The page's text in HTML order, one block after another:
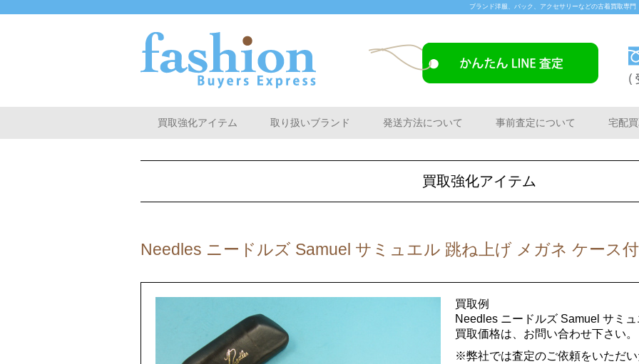
ブランド洋服、バック、アクセサリーなどの古着買取専
買取強化アイテム 取り扱いブランド 発送方法について 事前査定について 宅配
買取強化アイテム
Needles ニードルズ Samuel サミュエル 跳ね上げ メガネ ケース
買取例
Needles ニードルズ Samuel サミ
買取価格は、お問い合わせ下さい。
※弊社では査定のご依頼をいただ